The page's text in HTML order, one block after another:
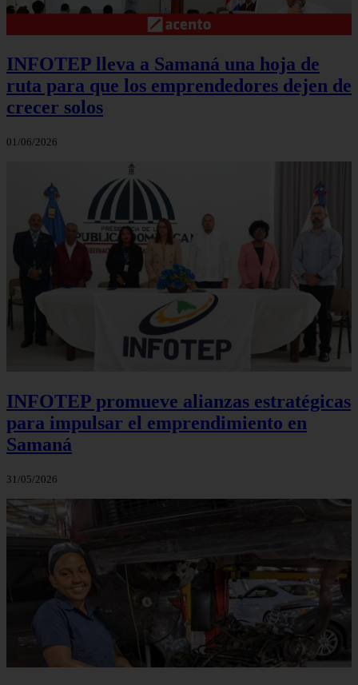
INFOTEP lleva a Samaná una hoja de
ruta para que los emprendedores dejen de
crecer solos
01/06/2026
INFOTEP promueve alianzas estratégicas
para impulsar el emprendimiento en
Samaná
31/05/2026